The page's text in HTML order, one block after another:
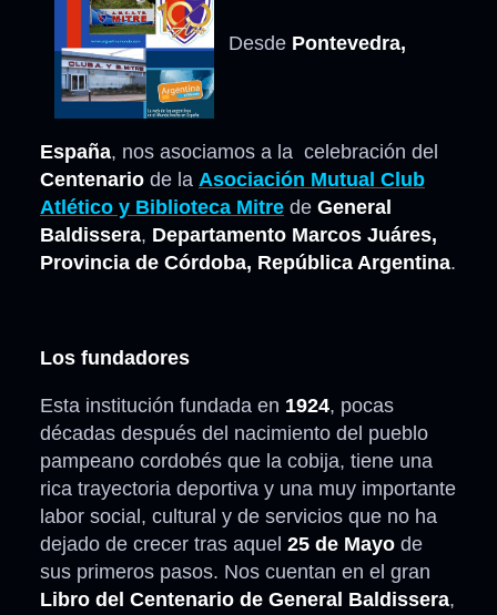
Desde Pontevedra,
España, nos asociamos a la celebración del
Centenario de la Asociación Mutual Club
Atlético y Biblioteca Mitre de General
Baldissera, Departamento Marcos Juáres,
Provincia de Córdoba, República Argentina.
Los fundadores
Esta institución fundada en 1924, pocas
décadas después del nacimiento del pueblo
pampeano cordobés que la cobija, tiene una
rica trayectoria deportiva y una muy importante
labor social, cultural y de servicios que no ha
dejado de crecer tras aquel 25 de Mayo de
sus primeros pasos. Nos cuentan en el gran
Libro del Centenario de General Baldissera,